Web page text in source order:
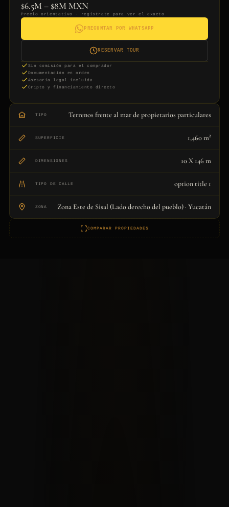
$6.5M – $8M MXN
Precio orientativo · regístrate para ver el exacto
PREGUNTAR POR WHATSAPP
RESERVAR TOUR
Sin comisión para el comprador
Documentación en orden
Asesoría legal incluida
Cripto y financiamiento directo
TIPO Terrenos frente al mar de propietarios particulares
SUPERFICIE 1,460 m²
DIMENSIONES 10 X 146 m
TIPO DE CALLE option title 1
ZONA Zona Este de Sisal (Lado derecho del pueblo) · Yucatán
COMPARAR PROPIEDADES